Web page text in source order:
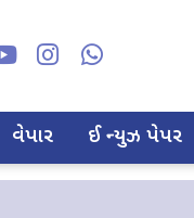
વેપાર ઈ ન્યુઝ પેપર